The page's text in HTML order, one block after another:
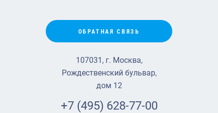
ОБРАТНАЯ СВЯЗЬ
107031, г. Москва,
Рождественский бульвар,
дом 12
+7 (495) 628-77-00